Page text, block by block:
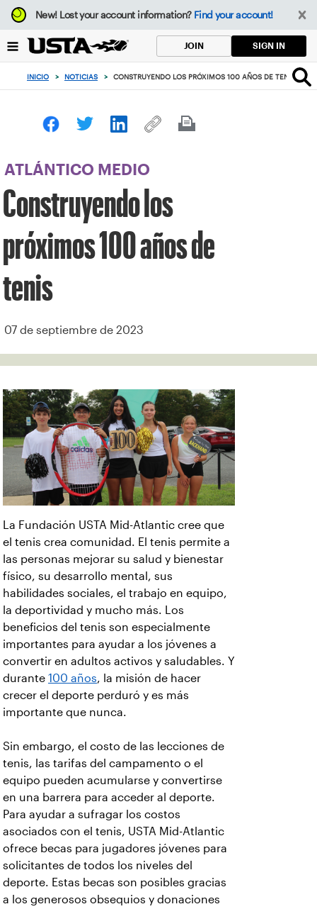
Enfoque
desde
botón
volver
principio
New!Lost your account information? Find your account!
JOIN SIGN IN
INICIO > NOTICIAS > CONSTRUYENDO LOS PRÓXIMOS 100 AÑOS DE TENIS
ATLÁNTICO MEDIO
Construyendo los
próximos 100 años de
tenis
07 de septiembre de 2023
La Fundación USTA Mid-Atlantic cree que
el tenis crea comunidad. El tenis permite a
las personas mejorar su salud y bienestar
físico, su desarrollo mental, sus
habilidades sociales, el trabajo en equipo,
la deportividad y mucho más. Los
beneficios del tenis son especialmente
importantes para ayudar a los jóvenes a
convertir en adultos activos y saludables. Y
durante 100 años, la misión de hacer
crecer el deporte perduró y es más
importante que nunca.
Sin embargo, el costo de las lecciones de
tenis, las tarifas del campamento o el
equipo pueden acumularse y convertirse
en una barrera para acceder al deporte.
Para ayudar a sufragar los costos
asociados con el tenis, USTA Mid-Atlantic
ofrece becas para jugadores jóvenes para
solicitantes de todos los niveles del
deporte. Estas becas son posibles gracias
a los generosos obsequios y donaciones